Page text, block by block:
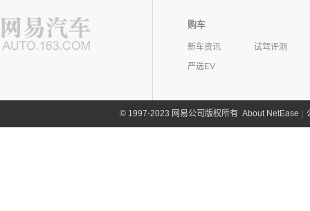
购车
新车资讯
试驾评测
严选EV
©1997-2023 网易公司版权所有 About NetEase